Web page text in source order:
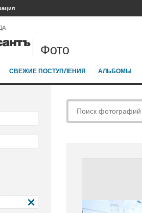
Фото
СВЕЖИЕ ПОСТУПЛЕНИЯ АЛЬБОМЫ